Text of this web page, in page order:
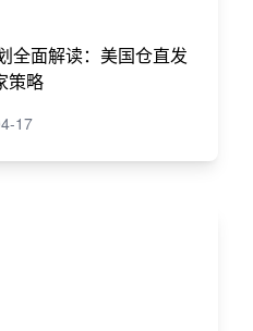
全面解读：美国仓直发
策略
17